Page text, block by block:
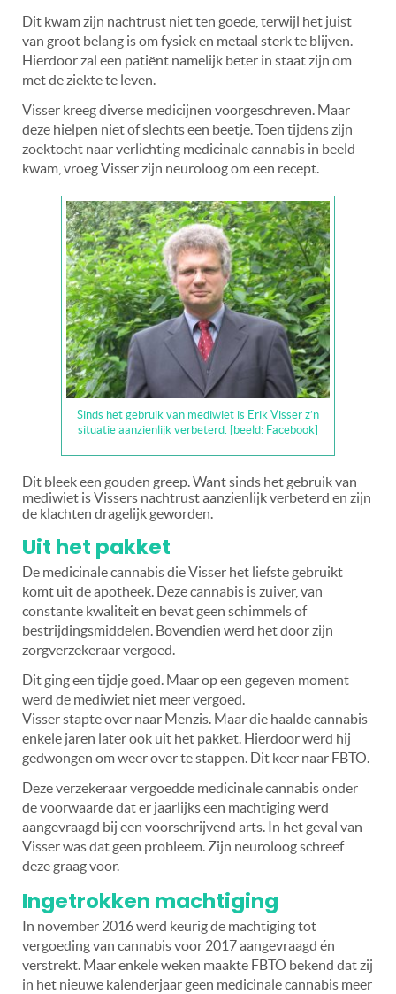
Dit kwam zijn nachtrust niet ten goede, terwijl het juist
van groot belang is om fysiek en metaal sterk te blijven.
Hierdoor zal een patiënt namelijk beter in staat zijn om
met de ziekte te leven.
Visser kreeg diverse medicijnen voorgeschreven. Maar
deze hielpen niet of slechts een beetje. Toen tijdens zijn
zoektocht naar verlichting medicinale cannabis in beeld
kwam, vroeg Visser zijn neuroloog om een recept.
Sinds het gebruik van mediwiet is Erik Visser z’n
situatie aanzienlijk verbeterd. [beeld: Facebook]
Dit bleek een gouden greep. Want sinds het gebruik van
mediwiet is Vissers nachtrust aanzienlijk verbeterd en zijn
de klachten dragelijk geworden.
Uit het pakket
De medicinale cannabis die Visser het liefste gebruikt
komt uit de apotheek. Deze cannabis is zuiver, van
constante kwaliteit en bevat geen schimmels of
bestrijdingsmiddelen. Bovendien werd het door zijn
zorgverzekeraar vergoed.
Dit ging een tijdje goed. Maar op een gegeven moment
werd de mediwiet niet meer vergoed.
Visser stapte over naar Menzis. Maar die haalde cannabis
enkele jaren later ook uit het pakket. Hierdoor werd hij
gedwongen om weer over te stappen. Dit keer naar FBTO.
Deze verzekeraar vergoedde medicinale cannabis onder
de voorwaarde dat er jaarlijks een machtiging werd
aangevraagd bij een voorschrijvend arts. In het geval van
Visser was dat geen probleem. Zijn neuroloog schreef
deze graag voor.
Ingetrokken machtiging
In november 2016 werd keurig de machtiging tot
vergoeding van cannabis voor 2017 aangevraagd én
verstrekt. Maar enkele weken maakte FBTO bekend dat zij
in het nieuwe kalenderjaar geen medicinale cannabis meer